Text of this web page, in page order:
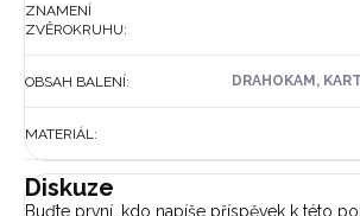
ZNAMENÍ
ZVĚROKRUHU:
OBSAH BALENÍ: DRAHOKAM,
MATERIÁL:
Diskuze
Buďte první, kdo napíše příspěvek k této